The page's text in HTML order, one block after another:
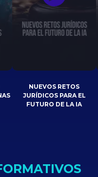
NUEVOS RETOS
JURÍDICOS PARA EL
FUTURO DE LA IA